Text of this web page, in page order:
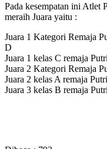
Pada kesempatan ini Atlet
meraih Juara yaitu :
Juara 1 Kategori Remaja
D
Juara 1 kelas C remaja
Juara 2 Kategori Remaja
Juara 2 kelas A remaja
Juara 3 kelas B remaja